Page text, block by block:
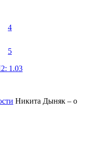
4
5
1.03
Никита Дыняк – о